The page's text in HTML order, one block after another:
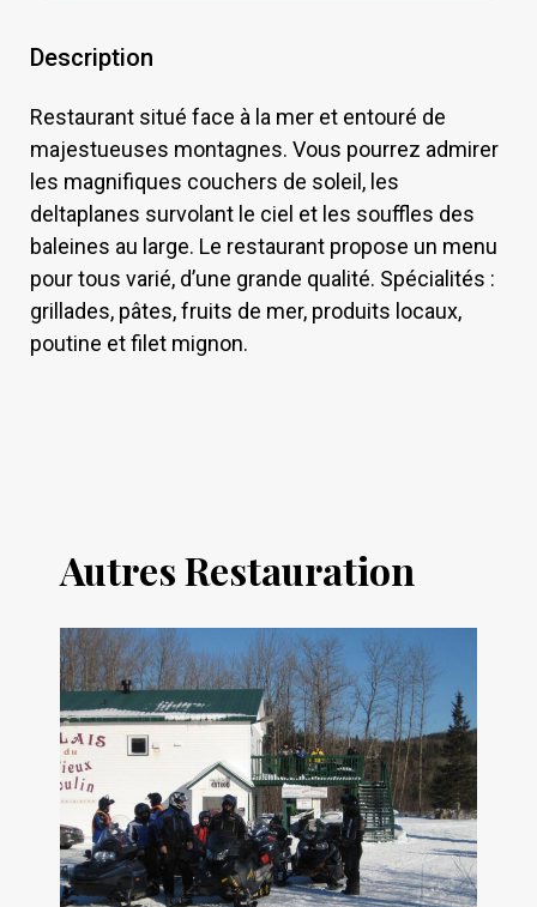
Description
Restaurant situé face à la mer et entouré de
majestueuses montagnes. Vous pourrez admirer
les magnifiques couchers de soleil, les
deltaplanes survolant le ciel et les souffles des
baleines au large. Le restaurant propose un menu
pour tous varié, d’une grande qualité. Spécialités :
grillades, pâtes, fruits de mer, produits locaux,
poutine et filet mignon.
Autres Restauration